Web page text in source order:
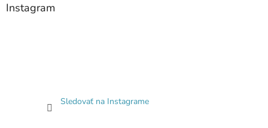
Instagram
Sledovať na Instagrame